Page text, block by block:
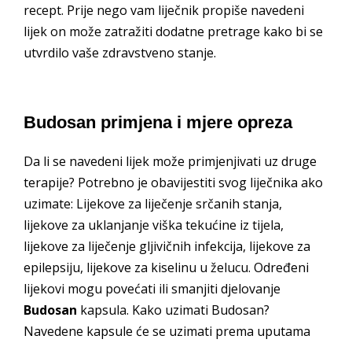
recept. Prije nego vam liječnik propiše navedeni
lijek on može zatražiti dodatne pretrage kako bi se
utvrdilo vaše zdravstveno stanje.
Budosan primjena i mjere opreza
Da li se navedeni lijek može primjenjivati uz druge
terapije? Potrebno je obavijestiti svog liječnika ako
uzimate: Lijekove za liječenje srčanih stanja,
lijekove za uklanjanje viška tekućine iz tijela,
lijekove za liječenje gljivičnih infekcija, lijekove za
epilepsiju, lijekove za kiselinu u želucu. Određeni
lijekovi mogu povećati ili smanjiti djelovanje
Budosan kapsula. Kako uzimati Budosan?
Navedene kapsule će se uzimati prema uputama